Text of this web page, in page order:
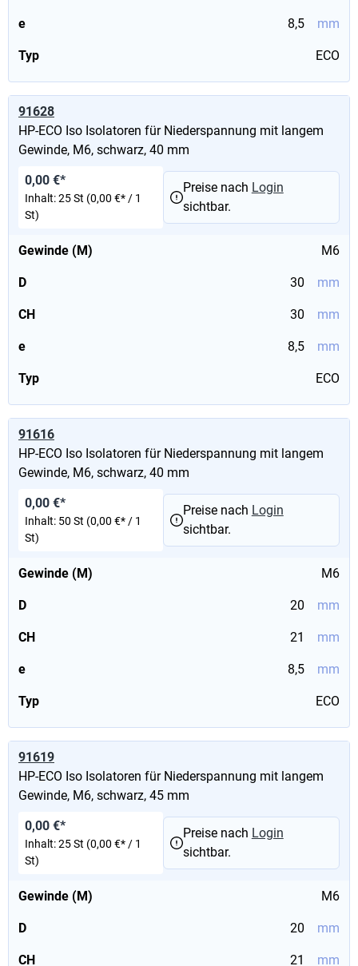
e 8,5 mm
Typ ECO
91628
HP-ECO Iso Isolatoren für Niederspannung mit langem
Gewinde, M6, schwarz, 40 mm
Gewinde (M) M6
D 30 mm
CH 30 mm
e 8,5 mm
Typ ECO
0,00 €*
Inhalt:25 St (0,00 €* / 1
St)
Preise nach Login
sichtbar.
91616
HP-ECO Iso Isolatoren für Niederspannung mit langem
Gewinde, M6, schwarz, 40 mm
Gewinde (M) M6
D 20 mm
CH 21 mm
e 8,5 mm
Typ ECO
0,00 €*
Inhalt: 50 St (0,00 €* / 1
St)
Preise nach Login
sichtbar.
91619
HP-ECO Iso Isolatoren für Niederspannung mit langem
Gewinde, M6, schwarz, 45 mm
Gewinde (M) M6
D 20 mm
CH 21 mm
0,00 €*
Inhalt:25 St (0,00 €* / 1
St)
Preise nach Login
sichtbar.